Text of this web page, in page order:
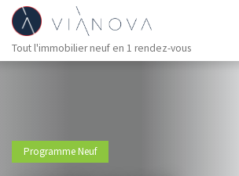
Tout l'immobilier neuf en 1 rendez-vous
Programme Neuf